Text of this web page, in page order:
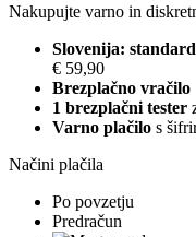
Nakupujte varno in
Slovenija:
€ 59,90
Brezplačno vračilo
1 brezplačni tester
Varno plačilo s
Načini plačila
Po povzetju
Predračun